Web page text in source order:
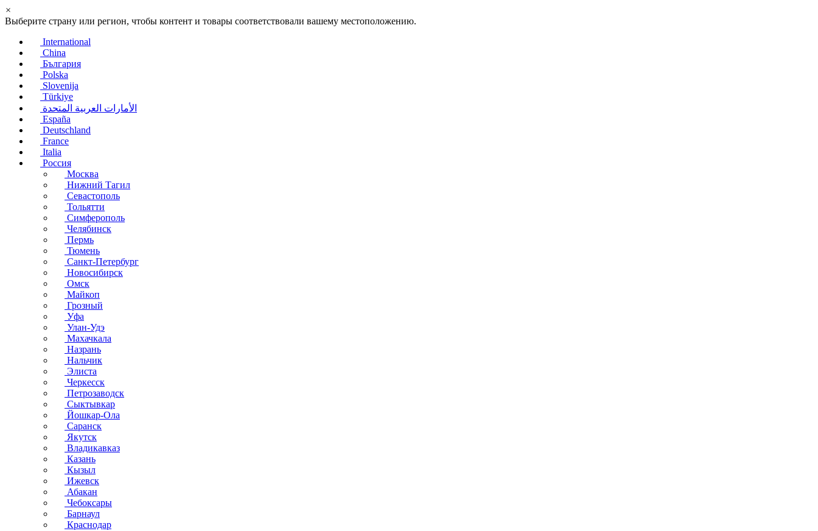
×
Выберите страну или регион, чтобы контент и товары соответствовали вашему местоположению.
International
China
България
Polska
Slovenija
Türkiye
الأمارات العربية المتحدة
España
Deutschland
France
Italia
Россия
Москва
Нижний Тагил
Севастополь
Тольятти
Симферополь
Челябинск
Пермь
Тюмень
Санкт-Петербург
Новосибирск
Омск
Майкоп
Грозный
Уфа
Улан-Удэ
Махачкала
Назрань
Нальчик
Элиста
Черкесск
Петрозаводск
Сыктывкар
Йошкар-Ола
Саранск
Якутск
Владикавказ
Казань
Кызыл
Ижевск
Абакан
Чебоксары
Барнаул
Краснодар